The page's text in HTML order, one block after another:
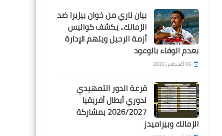
صلاح يواصل التسجيل و يقود
ليفربول لفوز "ضبابى" على
ليستر سيتى
Egypt
الاهلى يحقق فوز مثير على
المصرى و يرتقى لصدارة
بيان ناري من خوان بيزيرا ضد
الزمالك.. يكشف كواليس
أزمة الرحيل ويتهم الإدارة
بعدم الوفاء بالوعود
06 أغسطس 2026
قرعة الدور التمهيدي
لدوري أبطال أفريقيا
2026/2027 بمشاركة
الزمالك وبيراميدز